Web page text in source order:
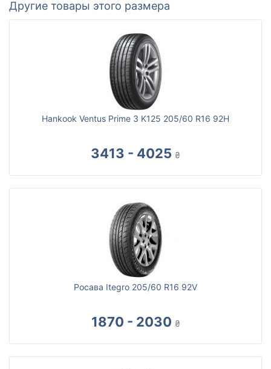
Другие товары этого размера
Hankook Ventus Prime 3 K125 205/60 R16 92H
3413 - 4025 ₴
Росава Itegro 205/60 R16 92V
1870 - 2030 ₴